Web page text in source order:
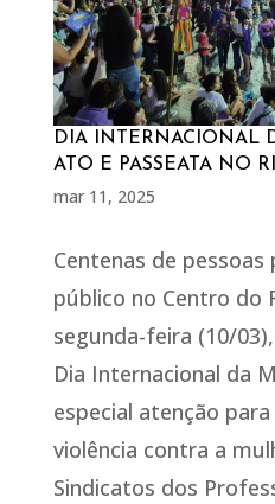
DIA INTERNACIONAL
ATO E PASSEATA NO
mar 11, 2025
Centenas de
público no Centro do
segunda-feira (10/
Dia Internacional da
especial atenção
violência contra a
Sindicatos dos